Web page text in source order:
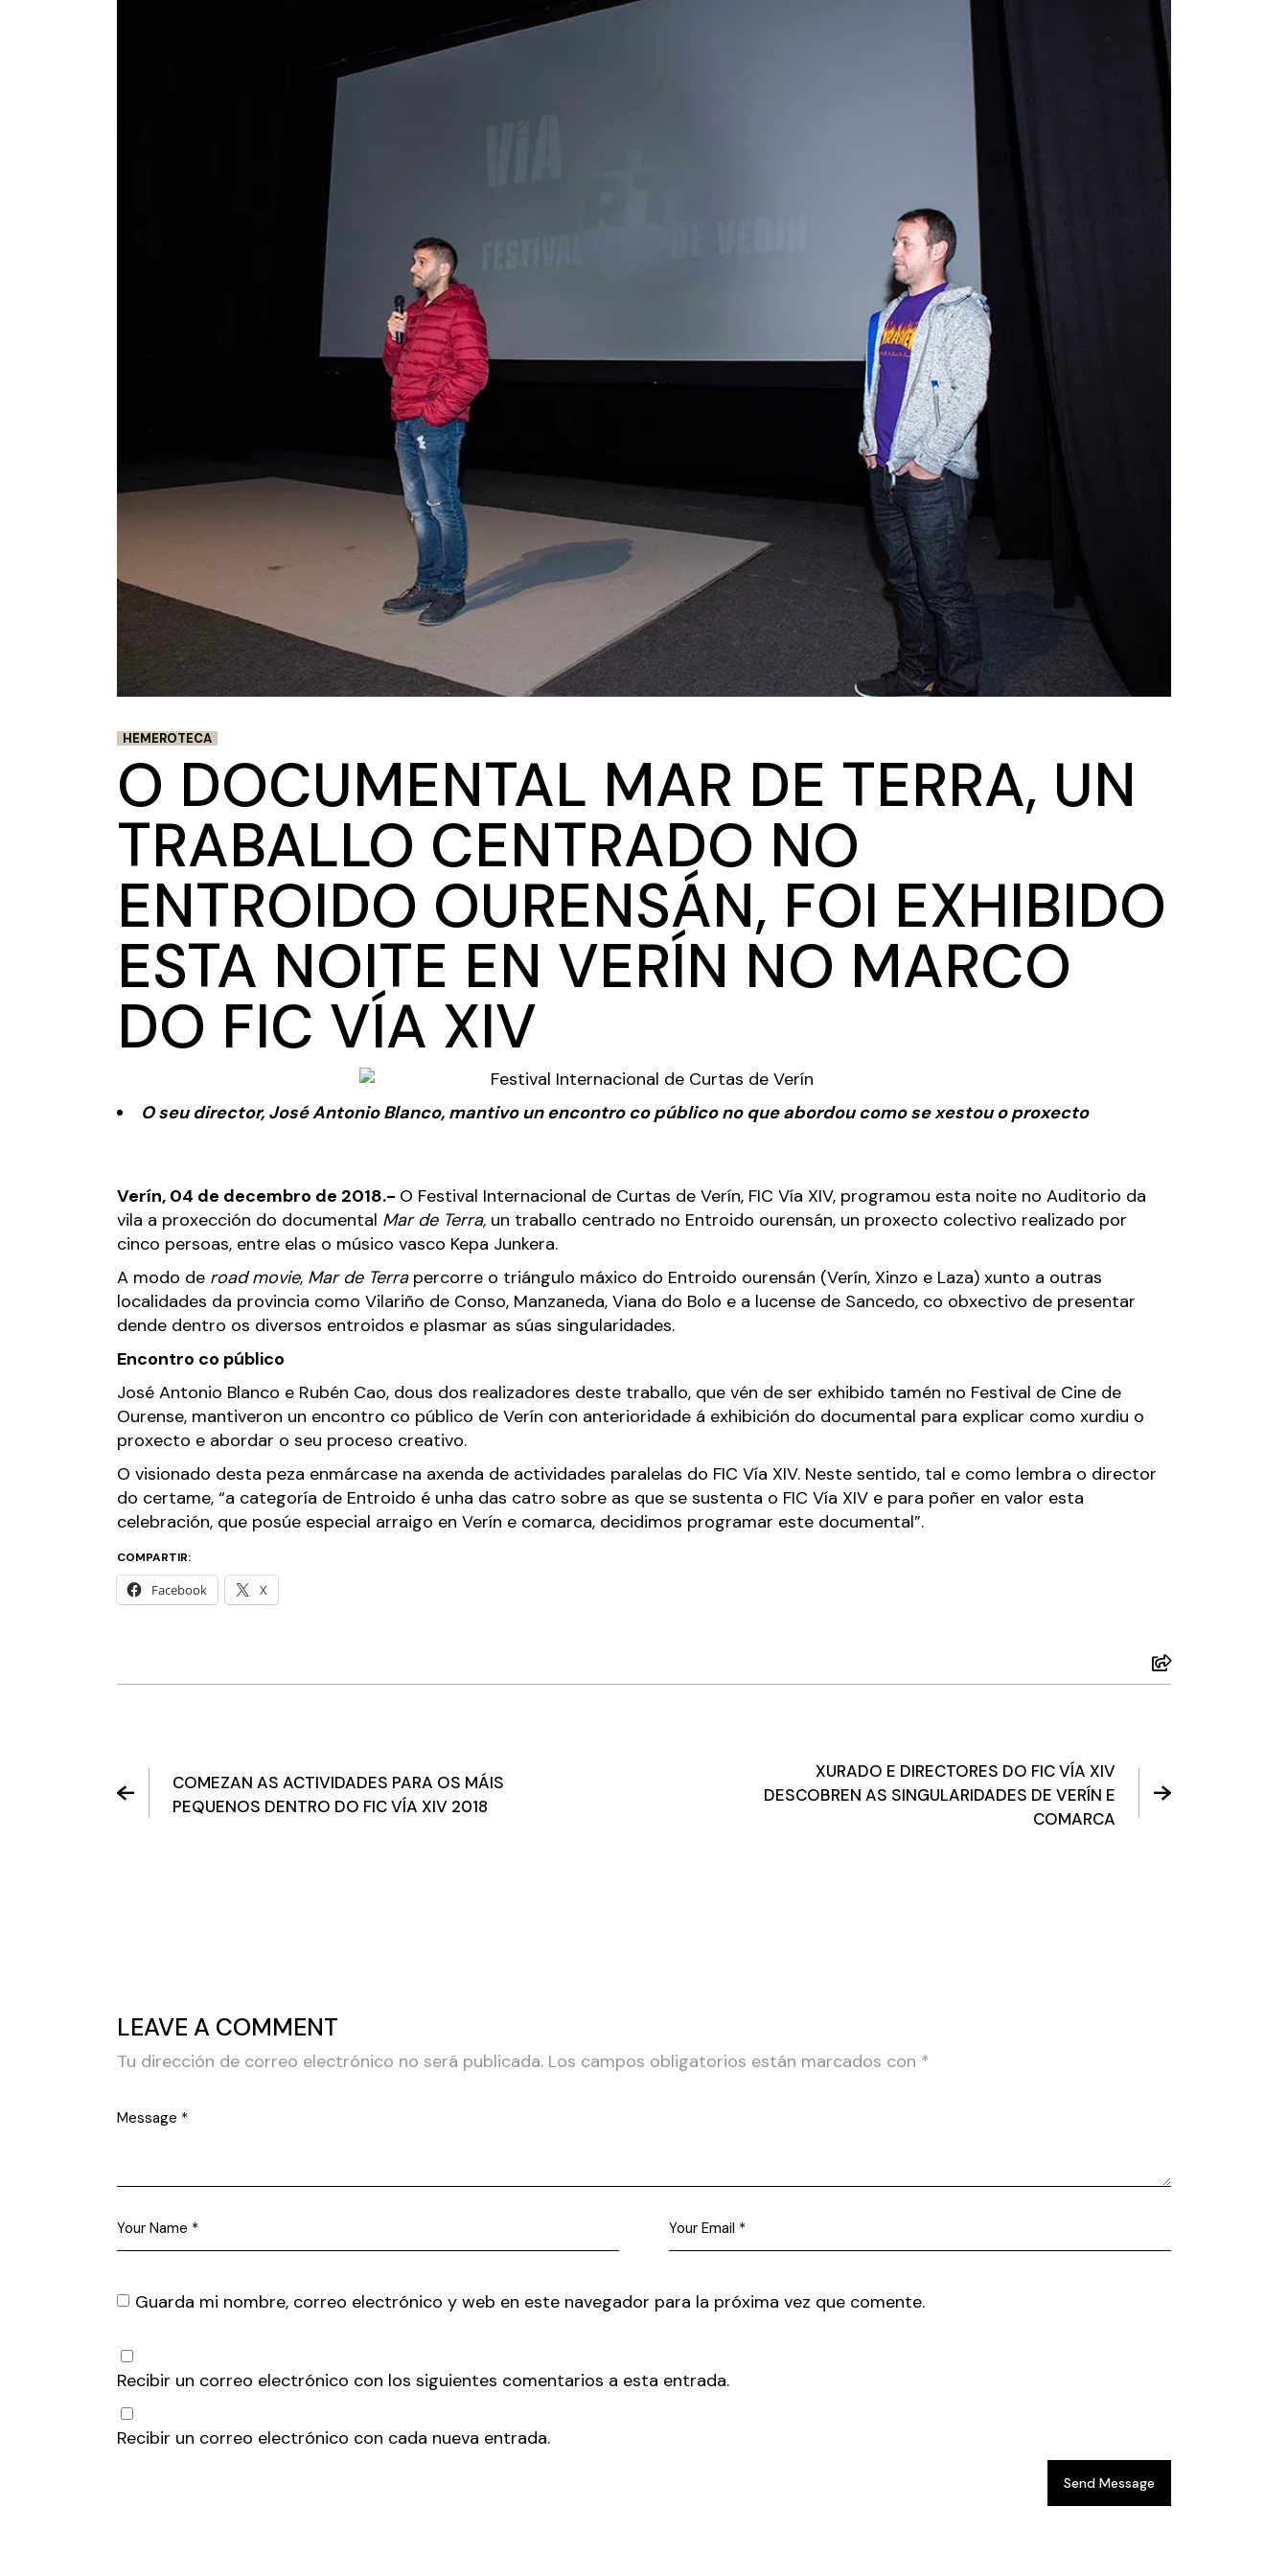
HEMEROTECA
O DOCUMENTAL MAR DE TERRA, UN
TRABALLO CENTRADO NO
ENTROIDO OURENSÁN, FOI EXHIBIDO
ESTA NOITE EN VERÍN NO MARCO
DO FIC VÍA XIV
O seu director, José Antonio Blanco, mantivo un encontro co público no que abordou como se xestou o proxecto
Verín, 04 de decembro de 2018.- O Festival Internacional de Curtas de Verín, FIC Vía XIV, programou esta noite no Auditorio da
vila a proxección do documental Mar de Terra, un traballo centrado no Entroido ourensán, un proxecto colectivo realizado por
cinco persoas, entre elas o músico vasco Kepa Junkera.
A modo de road movie, Mar de Terrapercorre o triángulo máxico do Entroido ourensán (Verín, Xinzo e Laza) xunto a outras
localidades da provincia como Vilariño de Conso, Manzaneda, Viana do Bolo e a lucense de Sancedo, co obxectivo de presentar
dende dentro os diversos entroidos e plasmar as súas singularidades.
Encontro co público
José Antonio Blanco e Rubén Cao, dous dos realizadores deste traballo, que vén de ser exhibido tamén no Festival de Cine de
Ourense, mantiveron un encontro co público de Verín con anterioridade á exhibición do documental para explicar como xurdiu o
proxecto e abordar o seu proceso creativo.
O visionado desta peza enmárcase na axenda de actividades paralelas do FIC Vía XIV. Neste sentido, tal e como lembra o director
do certame, “a categoría de Entroido é unha das catro sobre as que se sustenta o FIC Vía XIV e para poñer en valor esta
celebración, que posúe especial arraigo en Verín e comarca, decidimos programar este documental”.
COMPARTIR:
Facebook X
COMEZAN AS ACTIVIDADES PARA OS MÁIS
PEQUENOS DENTRO DO FIC VÍA XIV 2018
XURADO E DIRECTORES DO FIC VÍA XIV
DESCOBREN AS SINGULARIDADES DE VERÍN E
COMARCA
LEAVE A COMMENT
Tu dirección de correo electrónico no será publicada. Los campos obligatorios están marcados con *
Guarda mi nombre, correo electrónico y web en este navegador para la próxima vez que comente.
Recibir un correo electrónico con los siguientes comentarios a esta entrada.
Recibir un correo electrónico con cada nueva entrada.
Send Message